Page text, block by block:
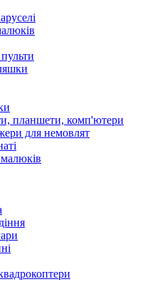
планшети, комп'ютери
для немовлят